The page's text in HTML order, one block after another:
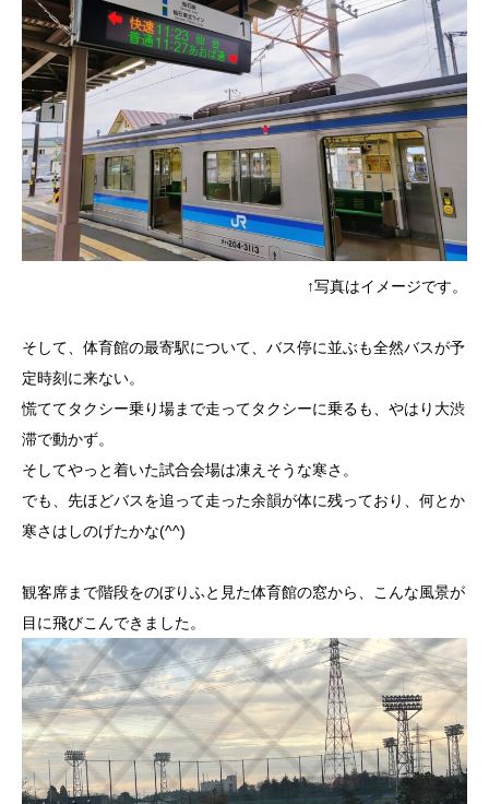
↑写真はイメージです。
そして、体育館の最寄駅について、バス停に並ぶも全然バスが予
定時刻に来ない。
慌ててタクシー乗り場まで走ってタクシーに乗るも、やはり大渋
滞で動かず。
そしてやっと着いた試合会場は凍えそうな寒さ。
でも、先ほどバスを追って走った余韻が体に残っており、何とか
寒さはしのげたかな(^^)
観客席まで階段をのぼりふと見た体育館の窓から、こんな風景が
目に飛びこんできました。